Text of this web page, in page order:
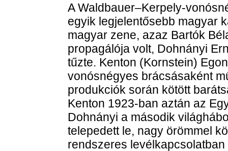
A Waldbauer–Kerpely-
egyik legjelentősebb magyar
magyar zene, azaz Bartók
propagálója volt, Dohnányi
tűzte. Kenton (Kornstein)
vonósnégyes brácsásaként
produkciók során kötött
Kenton 1923-ban aztán az
Dohnányi a második
telepedett le, nagy örömmel
rendszeres